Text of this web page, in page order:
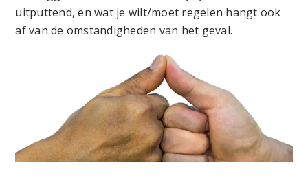
uitputtend, en wat je wilt/moet regelen hangt ook
af van de omstandigheden van het geval.